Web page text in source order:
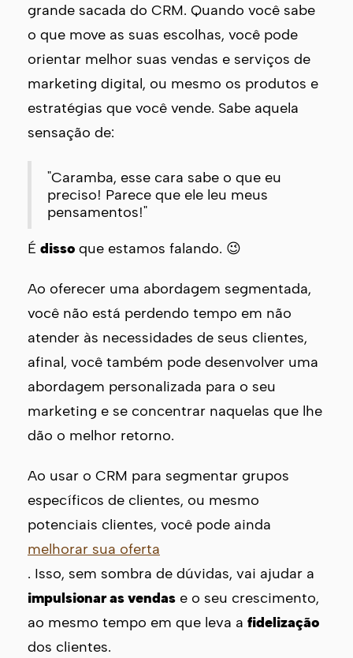
grande sacada do CRM. Quando você sabe
o que move as suas escolhas, você pode
orientar melhor suas vendas e serviços de
marketing digital, ou mesmo os produtos e
estratégias que você vende. Sabe aquela
sensação de:
"Caramba, esse cara sabe o que eu
preciso! Parece que ele leu meus
pensamentos!"
É disso que estamos falando. 😉
Ao oferecer uma abordagem segmentada,
você não está perdendo tempo em não
atender às necessidades de seus clientes,
afinal, você também pode desenvolver uma
abordagem personalizada para o seu
marketing e se concentrar naquelas que lhe
dão o melhor retorno.
Ao usar o CRM para segmentar grupos
específicos de clientes, ou mesmo
potenciais clientes, você pode ainda
melhorar sua oferta
. Isso, sem sombra de dúvidas, vai ajudar a
impulsionar as vendas e o seu crescimento,
ao mesmo tempo em que leva a fidelização
dos clientes.